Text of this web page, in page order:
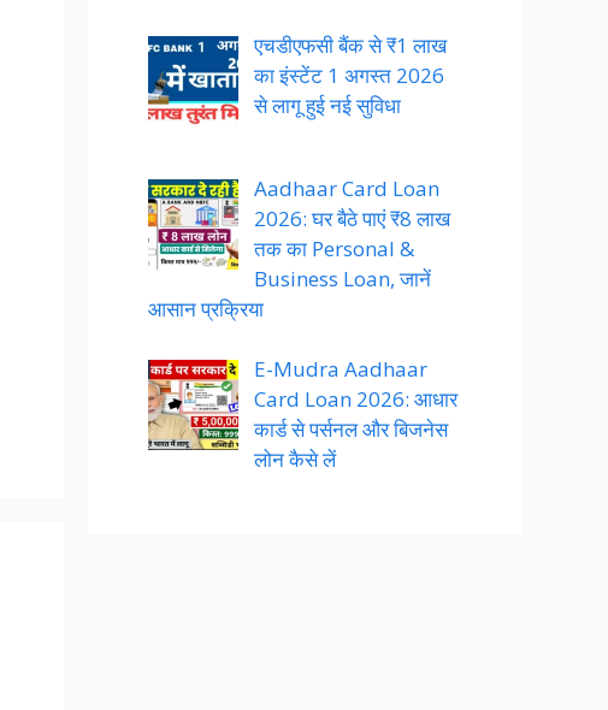
एचडीएफसी बैंक से ₹1 लाख
का इंस्टेंट 1 अगस्त 2026
से लागू हुई नई सुविधा
Aadhaar Card Loan
2026: घर बैठे पाएं ₹8 लाख
तक का Personal &
Business Loan, जानें
आसान प्रक्रिया
E-Mudra Aadhaar
Card Loan 2026: आधार
कार्ड से पर्सनल और बिजनेस
लोन कैसे लें